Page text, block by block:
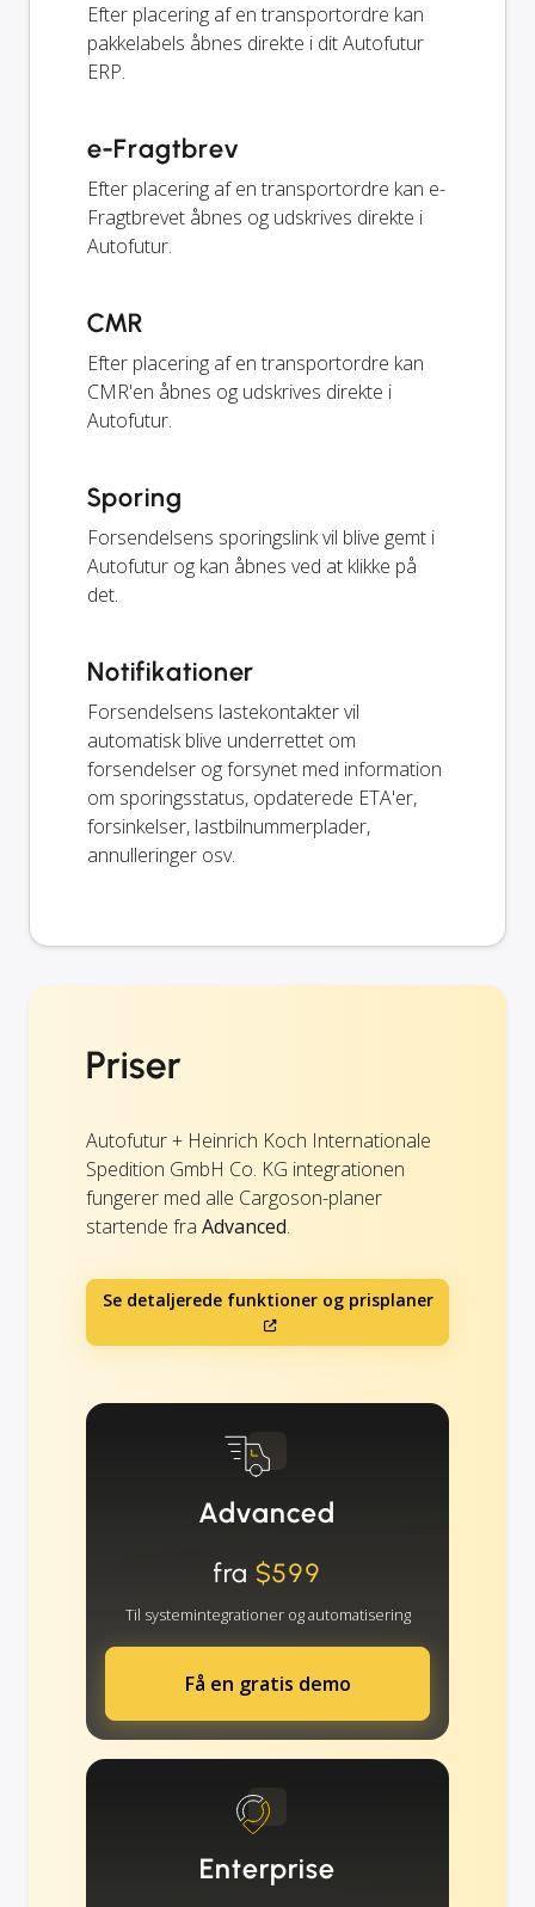
Efter placering af en transportordre kan
pakkelabels åbnes direkte i dit Autofutur
ERP.
e-Fragtbrev
Efter placering af en transportordre kan e-
Fragtbrevet åbnes og udskrives direkte i
Autofutur.
CMR
Efter placering af en transportordre kan
CMR'en åbnes og udskrives direkte i
Autofutur.
Sporing
Forsendelsens sporingslink vil blive gemt i
Autofutur og kan åbnes ved at klikke på
det.
Notifikationer
Forsendelsens lastekontakter vil
automatisk blive underrettet om
forsendelser og forsynet med information
om sporingsstatus, opdaterede ETA'er,
forsinkelser, lastbilnummerplader,
annulleringer osv.
Priser
Autofutur + Heinrich Koch Internationale
Spedition GmbH Co. KG integrationen
fungerer med alle Cargoson-planer
startende fra Advanced.
Se detaljerede funktioner og prisplaner
Advanced
fra $599
Til systemintegrationer og automatisering
Få en gratis demo
Enterprise